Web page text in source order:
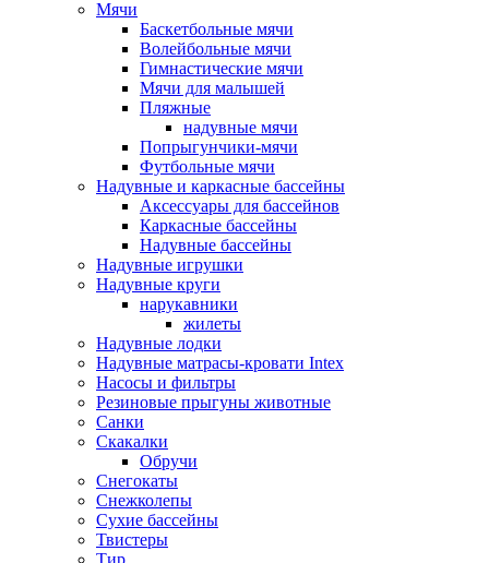
Мячи
Баскетбольные мячи
Волейбольные мячи
Гимнастические мячи
Мячи для малышей
Пляжные
надувные мячи
Попрыгунчики-мячи
Футбольные мячи
Надувные и каркасные бассейны
Аксессуары для бассейнов
Каркасные бассейны
Надувные бассейны
Надувные игрушки
Надувные круги
нарукавники
жилеты
Надувные лодки
Надувные матрасы-кровати Intex
Насосы и фильтры
Резиновые прыгуны животные
Санки
Скакалки
Обручи
Снегокаты
Снежколепы
Сухие бассейны
Твистеры
Тир